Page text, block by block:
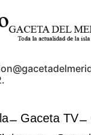
Gaceta TV